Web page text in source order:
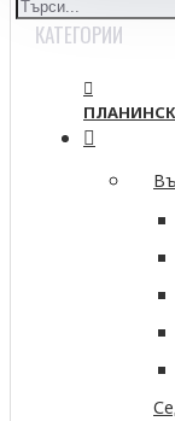
КАТЕГОРИИ